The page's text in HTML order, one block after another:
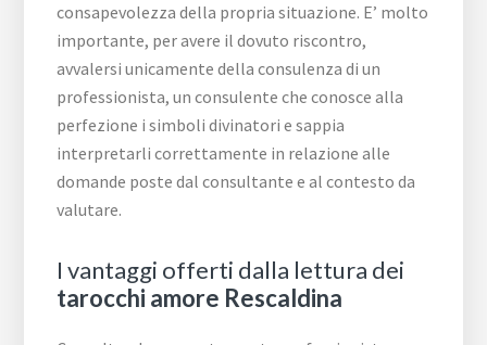
consapevolezza della propria situazione. E’ molto
importante, per avere il dovuto riscontro,
avvalersi unicamente della consulenza di un
professionista, un consulente che conosce alla
perfezione i simboli divinatori e sappia
interpretarli correttamente in relazione alle
domande poste dal consultante e al contesto da
valutare.
I vantaggi offerti dalla lettura dei
tarocchi amore Rescaldina